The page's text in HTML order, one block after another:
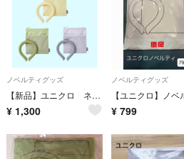
ノベルティグッズ
【新品】ユニクロ ネッククールリング
¥ 1,300
ノベルティグッズ
¥ 799